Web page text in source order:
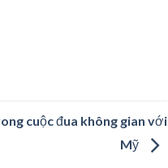
cuộc đua không gian với
Mỹ